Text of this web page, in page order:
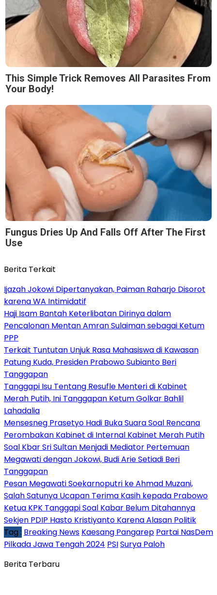
This Simple Trick Removes All Parasites From
Your Body!
Fungus Dries Up And Falls Off After The First
Use
Berita Terkait
Ijazah Jokowi Dipertanyakan, Paiman Raharjo Disorot
karena WA Intimidatif
Haji Isam Bantah Keterlibatan Dirinya dalam
Pencalonan Mentan Amran Sulaiman sebagai Ketum
PPP
Terkait Tuntutan Unjuk Rasa Mahasiswa di Kawasan
Patung Kuda, Presiden Prabowo Subianto Beri
Tanggapan
Tanggapi Isu Tentang Resufle Menteri di Kabinet
Merah Putih, Ini Tanggapan Ketum Golkar Bahlil
Lahadalia
Mensesneg Prasetyo Hadi Buka Suara Soal Rencana
Perombakan Kabinet di Internal Kabinet Merah Putih
Soal Kbar Sri Sultan Menjadi Mediator Pertemuan
Megawati dengan Jokowi, Budi Arie Setiadi Beri
Tanggapan
Pesan Megawati Soekarnoputri ke Ahmad Muzani,
Salah Satunya Ucapan Terima Kasih kepada Prabowo
Ketua KPK Tanggapi Soal Kabar Belum Ditahannya
Sekjen PDIP Hasto Kristiyanto Karena Alasan Politik
Tag : Breaking News Kaesang Pangarep Partai NasDem
Pilkada Jawa Tengah 2024 PSISurya Paloh
Berita Terbaru